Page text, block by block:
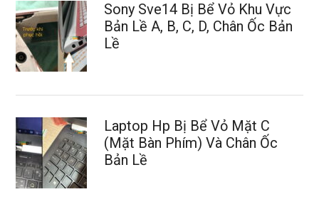
Sony Sve14 Bị Bể Vỏ Khu Vực
Bản Lề A, B, C, D, Chân Ốc Bản
Lề
Laptop Hp Bị Bể Vỏ Mặt C
(Mặt Bàn Phím) Và Chân Ốc
Bản Lề